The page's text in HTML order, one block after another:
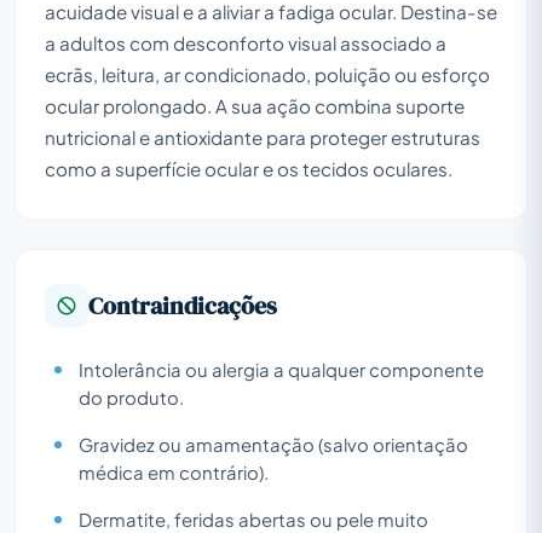
acuidade visual e a aliviar a fadiga ocular. Destina-se
a adultos com desconforto visual associado a
ecrãs, leitura, ar condicionado, poluição ou esforço
ocular prolongado. A sua ação combina suporte
nutricional e antioxidante para proteger estruturas
como a superfície ocular e os tecidos oculares.
Contraindicações
Intolerância ou alergia a qualquer componente
do produto.
Gravidez ou amamentação (salvo orientação
médica em contrário).
Dermatite, feridas abertas ou pele muito